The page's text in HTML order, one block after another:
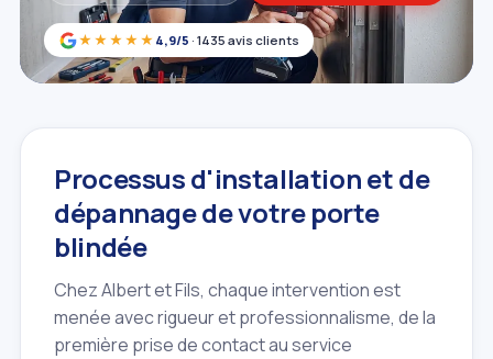
★★★★★ 4,9/5 · 1435 avis clients
Processus d'installation et de
dépannage de votre porte
blindée
Chez Albert et Fils, chaque intervention est
menée avec rigueur et professionnalisme, de la
première prise de contact au service